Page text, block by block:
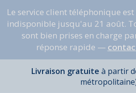
Le service client téléphonique
indisponible jusqu'au 21 août.
sont bien prises en charge
réponse rapide —
Livraison gratuite à partir